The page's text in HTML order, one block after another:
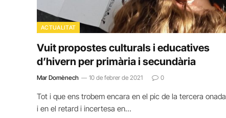
ACTUALITAT
Vuit propostes culturals i educatives
d’hivern per primària i secundària
Mar Domènech 10 de febrer de 2021 0
Tot i que ens trobem encara en el pic de la tercera onada
i en el retard i incertesa en…